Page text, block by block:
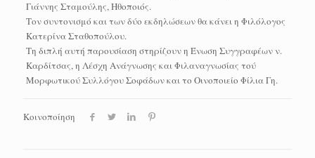
Γιάννης Σταμούλης, Ηθοποιός.
Τον συντονισμό και των δύο εκδηλώσεων θα κάνει η Φιλόλογος
Κατερίνα Σταθοπούλου.
Τη διπλή αυτή παρουσίαση στηρίζουν η Ένωση Συγγραφέων ν.
Καρδίτσας, η Λέσχη Ανάγνωσης και Φιλαναγνωσίας τού
Μορφωτικού Συλλόγου Σοφάδων και το Οινοποιείο Φίλια Γη.
Κοινοποίηση